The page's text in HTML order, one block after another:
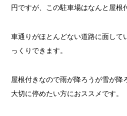
円ですが、この駐車場はなんと屋根
車通りがほとんどない道路に面して
っくりできます。
屋根付きなので雨が降ろうが雪が降
大切に停めたい方におススメです。